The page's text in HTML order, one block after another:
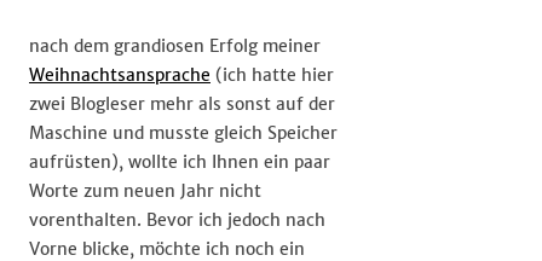
nach dem grandiosen Erfolg meiner
Weihnachtsansprache (ich hatte hier
zwei Blogleser mehr als sonst auf der
Maschine und musste gleich Speicher
aufrüsten), wollte ich Ihnen ein paar
Worte zum neuen Jahr nicht
vorenthalten. Bevor ich jedoch nach
Vorne blicke, möchte ich noch ein